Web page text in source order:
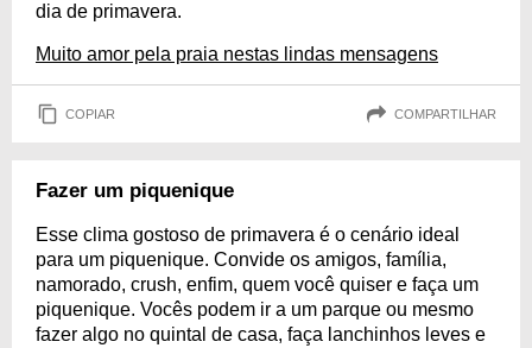
dia de primavera.
Muito amor pela praia nestas lindas mensagens
COPIAR COMPARTILHAR
Fazer um piquenique
Esse clima gostoso de primavera é o cenário ideal
para um piquenique. Convide os amigos, família,
namorado, crush, enfim, quem você quiser e faça um
piquenique. Vocês podem ir a um parque ou mesmo
fazer algo no quintal de casa, faça lanchinhos leves e